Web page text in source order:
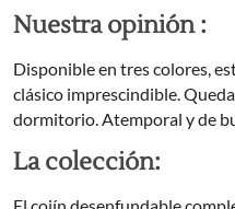
Nuestra opinión :
Disponible en tres colores,
clásico imprescindible.
dormitorio. Atemporal y de
La colección: